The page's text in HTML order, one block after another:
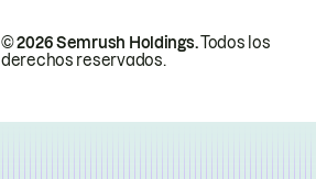
© 2026 Semrush Holdings.Todos los
derechos reservados.